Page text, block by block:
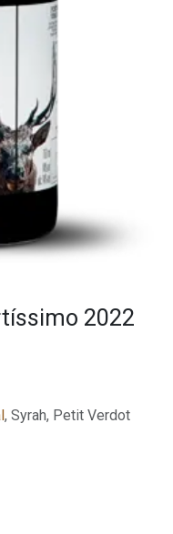
2022
, Syrah, Petit Verdot